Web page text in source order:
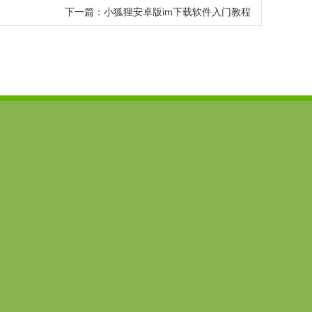
下一篇： 小狐狸安卓版im下载软件入门教程